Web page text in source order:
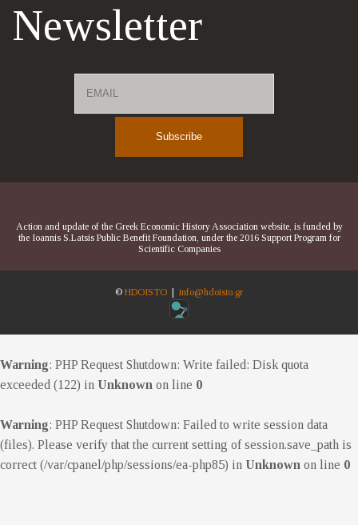
Newsletter
Action and update of the Greek Economic History Association website, is funded by
the Ioannis S.Latsis Public Benefit Foundation, under the 2016 Support Program for
Scientific Companies
© HDOISTO | info@hdoisto.gr
Warning: PHP Request Shutdown: Write failed: Disk quota
exceeded (122) in Unknown on line 0
Warning: PHP Request Shutdown: Failed to write session data
(files). Please verify that the current setting of session.save_path is
correct (/var/cpanel/php/sessions/ea-php85) in Unknown on line 0